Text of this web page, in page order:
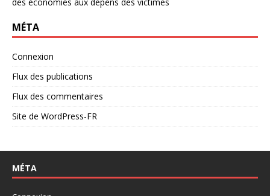
MÉTA
Connexion
Flux des publications
Flux des commentaires
Site de WordPress-FR
MÉTA